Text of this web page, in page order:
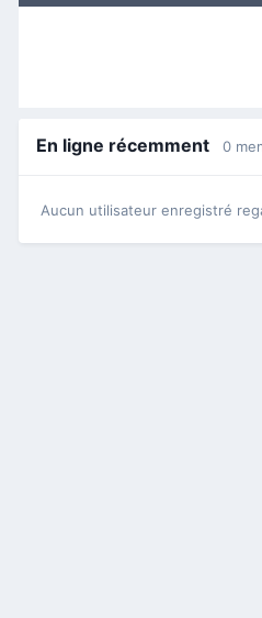
En ligne récemment 0
Aucun utilisateur enregistré